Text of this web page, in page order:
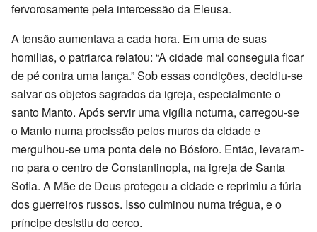
fervorosamente pela intercessão da Eleusa.
A tensão aumentava a cada hora. Em uma de suas
homilias, o patriarca relatou: “A cidade mal conseguia ficar
de pé contra uma lança.” Sob essas condições, decidiu-se
salvar os objetos sagrados da igreja, especialmente o
santo Manto. Após servir uma vigília noturna, carregou-se
o Manto numa procissão pelos muros da cidade e
mergulhou-se uma ponta dele no Bósforo. Então, levaram-
no para o centro de Constantinopla, na igreja de Santa
Sofia. A Mãe de Deus protegeu a cidade e reprimiu a fúria
dos guerreiros russos. Isso culminou numa trégua, e o
príncipe desistiu do cerco.